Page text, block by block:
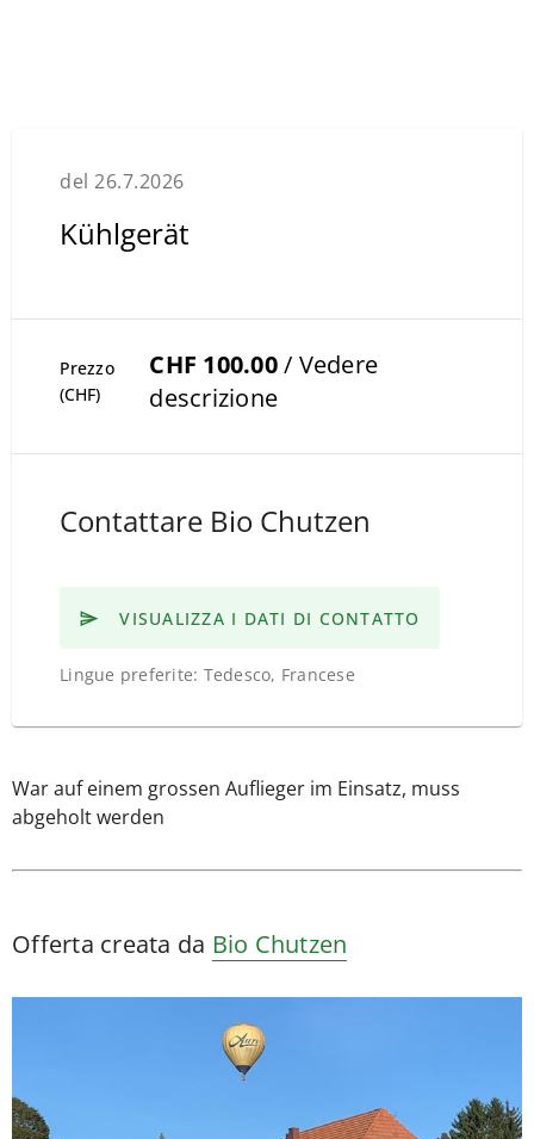
del 26.7.2026
Kühlgerät
Prezzo
(CHF)
CHF 100.00/ Vedere
descrizione
Contattare Bio Chutzen
VISUALIZZA I DATI DI CONTATTO
Lingue preferite: Tedesco, Francese
War auf einem grossen Auflieger im Einsatz, muss
abgeholt werden
Offerta creata da Bio Chutzen